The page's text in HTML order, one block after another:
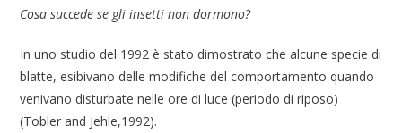
Cosa succede se gli insetti non dormono?
In uno studio del 1992 è stato dimostrato che alcune specie di
blatte, esibivano delle modifiche del comportamento quando
venivano disturbate nelle ore di luce (periodo di riposo)
(Tobler and Jehle,1992).